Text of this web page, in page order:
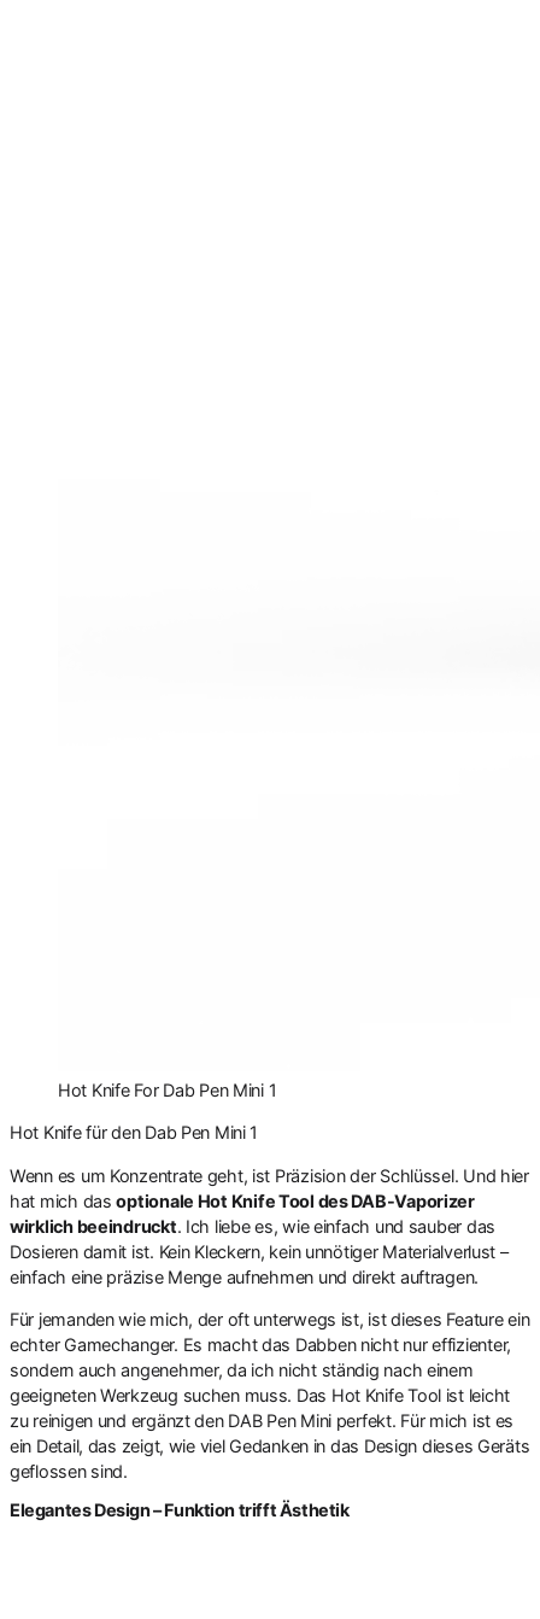
Hot Knife For Dab Pen Mini 1
Hot Knife für den Dab Pen Mini 1
Wenn es um Konzentrate geht, ist Präzision der Schlüssel. Und hier
hat mich dasoptionale Hot Knife Tool des DAB-Vaporizer
wirklich beeindruckt. Ich liebe es, wie einfach und sauber das
Dosieren damit ist. Kein Kleckern, kein unnötiger Materialverlust –
einfach eine präzise Menge aufnehmen und direkt auftragen.
Für jemanden wie mich, der oft unterwegs ist, ist dieses Feature ein
echter Gamechanger. Es macht das Dabben nicht nur effizienter,
sondern auch angenehmer, da ich nicht ständig nach einem
geeigneten Werkzeug suchen muss. Das Hot Knife Tool ist leicht
zu reinigen und ergänzt den DAB Pen Mini perfekt. Für mich ist es
ein Detail, das zeigt, wie viel Gedanken in das Design dieses Geräts
geflossen sind.
Elegantes Design – Funktion trifft Ästhetik